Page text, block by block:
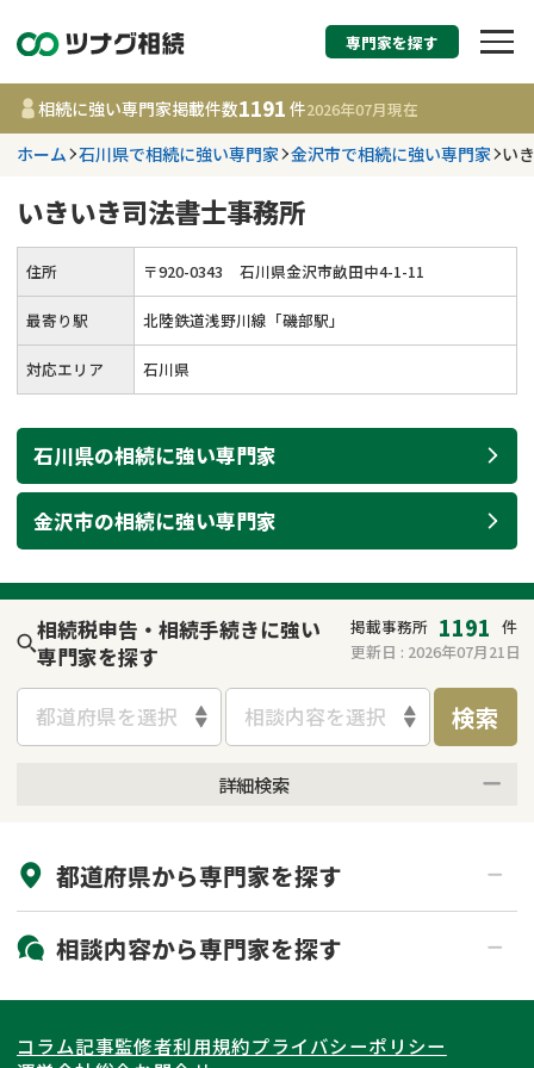
相続税申告・相続手
す
事務所 1191
2026年07月21日
遺言書作成・遺言執行
相続登記
遺留分侵害額請求
贈与税
相続人調査
不動産評価(相続不動
産)
費用相場
コラム
相続手続き
不動産の相続
相続登記
調査・アンケート
専門家を探す
相続に強い専門家掲載件数1191 件2026年07月現在
ホーム 石川県で相続に強い専門家 金沢市で相続に強い専門家 い
いきいき司法書士事務所
住所 〒920-0343 石川県金沢市畝田中4-1-11
最寄り駅 北陸鉄道浅野川線「磯部駅」
対応エリア 石川県
石川県の相続に強い専門家
金沢市の相続に強い専門家
相続税申告・相続手続きに強い
専門家を探す
掲載事務所 1191 件
更新日 : 2026年07月21日
都道府県を選択 相談内容を選択 検索
詳細検索
初回相談無料
土日祝の相談可能
都道府県から専門家を探す
北海道・東北
北海道 青森県
関東
相談内容から専門家を探す
相続登記
遺産分割
コラム記事監修者利用規約プライバシーポリシー